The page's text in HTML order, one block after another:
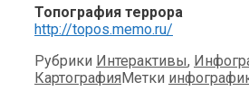
Топография террора
http://topos.memo.ru/
Рубрики Интерактивы,
Картография Метки